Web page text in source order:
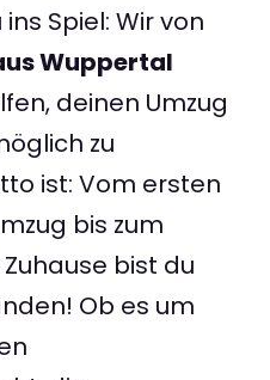
Spiel: Wir von
Wuppertal
deinen Umzug
zu
ist: Vom ersten
bis zum
bist du
Ob es um